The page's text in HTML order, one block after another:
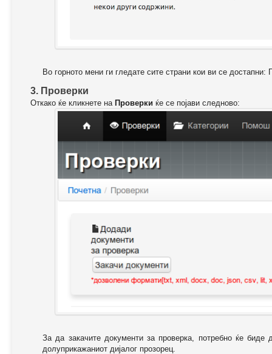
Во горното мени ги гледате сите страни кои ви се
3. Проверки
Откако ќе кликнете на Проверки ќе се појави следново:
За да закачите документи за проверка, потребно ќе биде
долуприкажаниот дијалог прозорец.